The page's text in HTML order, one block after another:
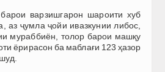
варзишгарон шароити хуб
ҷумла ҷойи ивазкунии либос,
мураббиён, толор барои машқу
ёрирасон ба маблағи 123 ҳазор